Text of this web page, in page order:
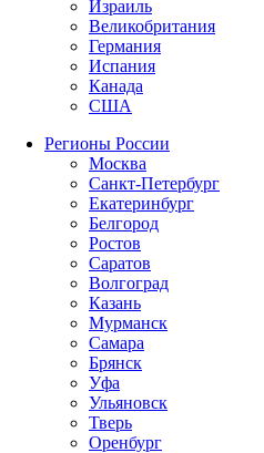
Израиль
Великобритания
Германия
Испания
Канада
США
Регионы России
Москва
Санкт-Петербург
Екатеринбург
Белгород
Ростов
Саратов
Волгоград
Казань
Мурманск
Самара
Брянск
Уфа
Ульяновск
Тверь
Оренбург